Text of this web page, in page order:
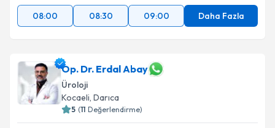
08:00
08:30 09:00 Daha Fazla
Op. Dr. Erdal Abay
Üroloji
Kocaeli, Darıca
5 (11 Değerlendirme)